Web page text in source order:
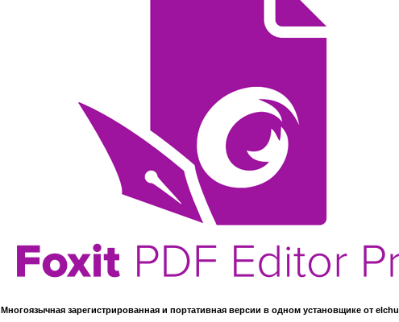
Многоязычная зарегистрированная и портативная версии в одном установщике от